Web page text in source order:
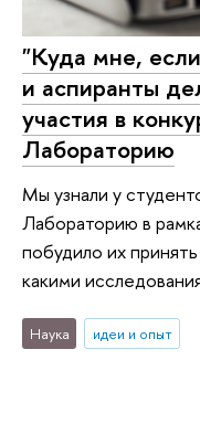
"Куда мне,
и аспиранты
участия в
Лабораторию
Мы узнали у
Лабораторию в
побудило их
какими
Наука идеи и опыт